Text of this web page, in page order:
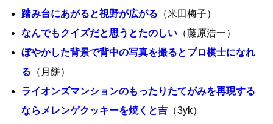
踏み台にあがると視野が広がる （米田梅子）
なんでもクイズだと思うとたのしい （藤原浩一）
ぼやかした背景で背中の写真を撮るとプロ棋士になれ
る （月餅）
ライオンズマンションのもったりたてがみを再現する
ならメレンゲクッキーを焼くと吉 （3yk）